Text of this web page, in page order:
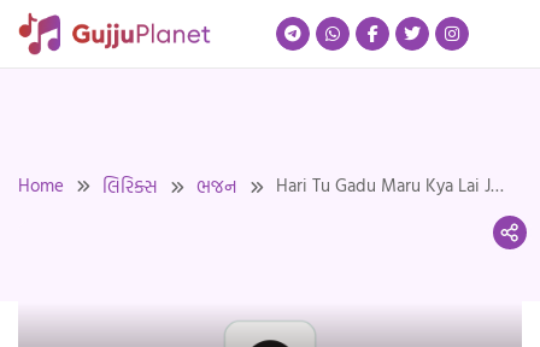
Skip
Home લિરિક્સ ભજન
Hari Tu Gadu Maru Kya Lai Jay
Lyrics| Praful Dave | Sur Sagar